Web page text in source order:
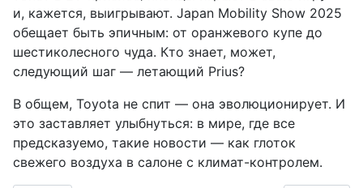
и, кажется, выигрывают. Japan Mobility Show 2025
обещает быть эпичным: от оранжевого купе до
шестиколесного чуда. Кто знает, может,
следующий шаг — летающий Prius?
В общем, Toyota не спит — она эволюционирует. И
это заставляет улыбнуться: в мире, где все
предсказуемо, такие новости — как глоток
свежего воздуха в салоне с климат-контролем.